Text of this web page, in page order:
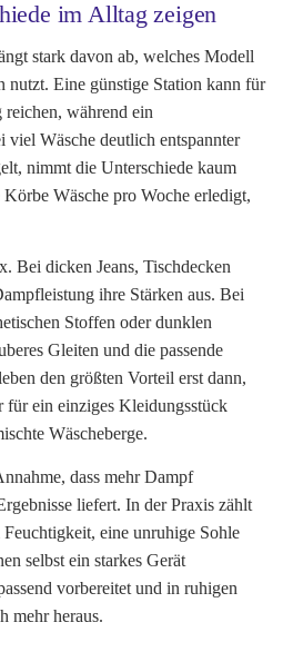
im Alltag zeigen
stark davon ab, welches Modell
nutzt. Eine günstige Station kann für
während ein
viel Wäsche deutlich entspannter
nimmt die Unterschiede kaum
Wäsche pro Woche erledigt,
Bei dicken Jeans, Tischdecken
ihre Stärken aus. Bei
Stoffen oder dunklen
Gleiten und die passende
den größten Vorteil erst dann,
für ein einziges Kleidungsstück
Wäscheberge.
dass mehr Dampf
liefert. In der Praxis zählt
eine unruhige Sohle
selbst ein starkes Gerät
vorbereitet und in ruhigen
mehr heraus.